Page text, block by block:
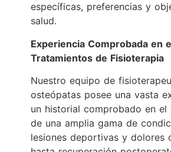
específicas, preferencias y
salud.
Experiencia Comprobada en
Tratamientos de Fisioterapia
Nuestro equipo de
osteópatas posee una vasta
un historial comprobado en el
de una amplia gama de
lesiones deportivas y dolores